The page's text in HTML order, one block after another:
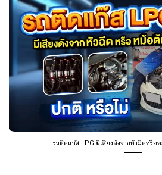
รถติดแก๊ส LPG มีเสียงดังจากหัวฉีดหรือ